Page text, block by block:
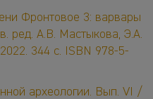
Фронтовое 3: варвары
ред. А.В. Мастыкова, Э.А.
344 с. ISBN 978-5-
археологии. Вып. VI /